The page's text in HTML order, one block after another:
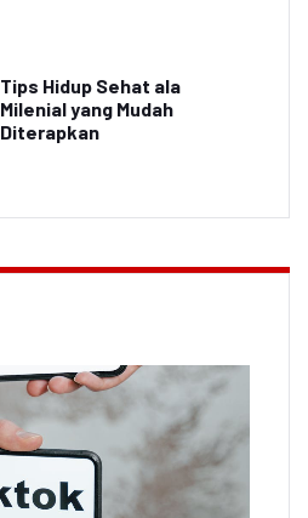
Tips Hidup Sehat ala
Milenial yang Mudah
Diterapkan